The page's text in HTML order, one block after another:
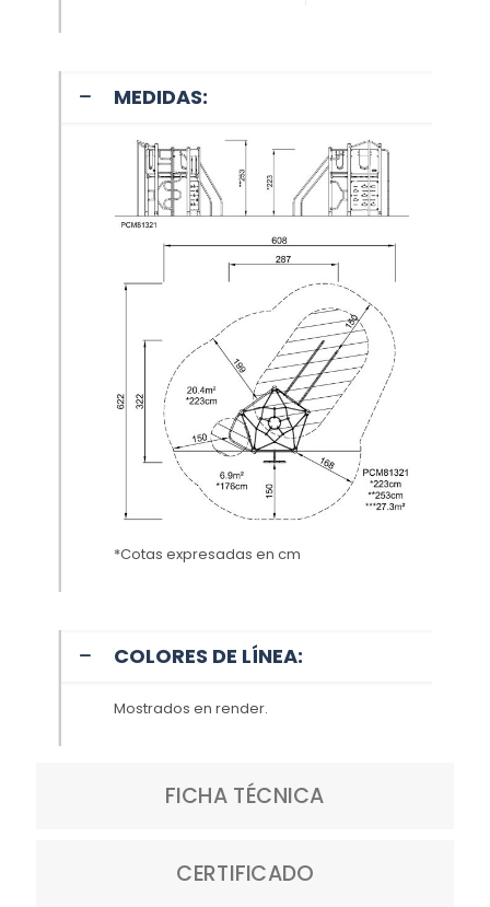
MEDIDAS:
*Cotas expresadas en cm
COLORES DE LÍNEA:
Mostrados en render.
FICHA TÉCNICA
CERTIFICADO